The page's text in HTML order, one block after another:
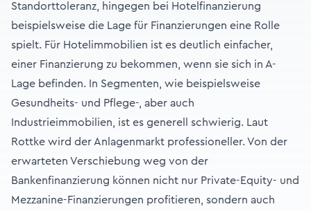
Standorttoleranz, hingegen bei Hotelfinanzierung
beispielsweise die Lage für Finanzierungen eine Rolle
spielt. Für Hotelimmobilien ist es deutlich einfacher,
einer Finanzierung zu bekommen, wenn sie sich in A-
Lage befinden. In Segmenten, wie beispielsweise
Gesundheits- und Pflege-, aber auch
Industrieimmobilien, ist es generell schwierig. Laut
Rottke wird der Anlagenmarkt professioneller. Von der
erwarteten Verschiebung weg von der
Bankenfinanzierung können nicht nur Private-Equity- und
Mezzanine-Finanzierungen profitieren, sondern auch